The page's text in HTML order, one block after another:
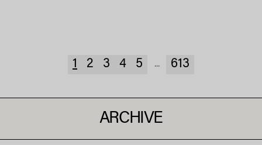
1 2 3 4 5 ... 613
ARCHIVE